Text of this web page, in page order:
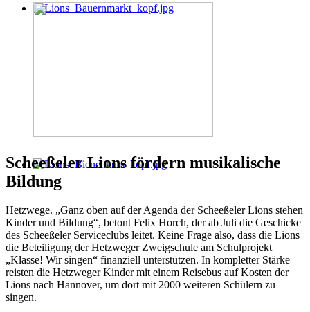
Scheeßeler Lions fördern musikalische
Bildung
Hetzwege. „Ganz oben auf der Agenda der Scheeßeler Lions stehen
Kinder und Bildung“, betont Felix Horch, der ab Juli die Geschicke
des Scheeßeler Serviceclubs leitet. Keine Frage also, dass die Lions
die Beteiligung der Hetzweger Zweigschule am Schulprojekt
„Klasse! Wir singen“ finanziell unterstützen. In kompletter Stärke
reisten die Hetzweger Kinder mit einem Reisebus auf Kosten der
Lions nach Hannover, um dort mit 2000 weiteren Schülern zu
singen.